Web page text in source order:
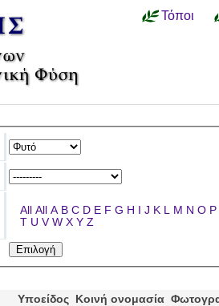
Τόποι
All All A B C D E F G H I J K L M N O P
T U V W X Y Z
Υποείδος Κοινή ονομασία